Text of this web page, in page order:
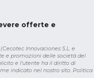
offerte e
Innovaciones S.L. e
e promozioni delle società del
e l'utente ha il diritto di
indicato nel nostro sito. Politica